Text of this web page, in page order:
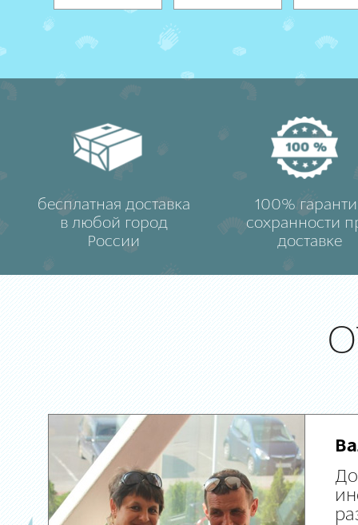
бесплатная доставка
в любой город
России
100%
сохранности
доставке